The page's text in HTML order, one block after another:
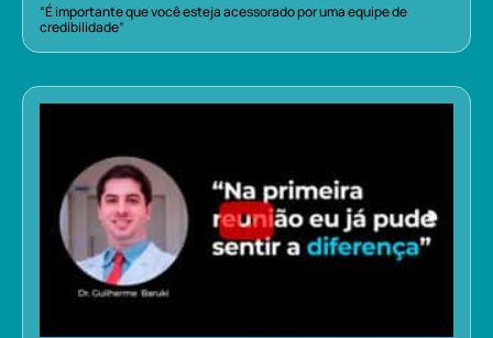
“É importante que você esteja acessorado por uma equipe de
credibilidade”